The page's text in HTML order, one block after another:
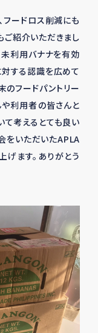
フードロス削減にも
ご紹介いただきまし
未利用バナナを有効
対する認識を広めて
のフードパントリー
や利用者の皆さんと
て考えるとても良い
をいただいたAPLA
げます。ありがとう